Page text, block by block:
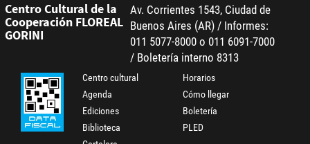
Centro Cultural de la
Cooperación FLOREAL
GORINI
Av. Corrientes 1543, Ciudad de
Buenos Aires (AR) / Informes:
011 5077-8000 o 011 6091-7000
/ Boletería interno 8313
Centro cultural
Agenda
Ediciones
Biblioteca
Horarios
Cómo llegar
Boletería
PLED